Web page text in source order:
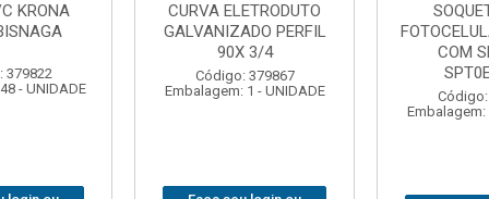
COM
EXATRON
379788
BARRA ROSCADA
ZINCADA (D) 5/16”X1MT
NC MULTIBARRAS
Código: 379806
Embalagem: 20 - UNIDADE
JOMARCA
Código:
Embalagem: